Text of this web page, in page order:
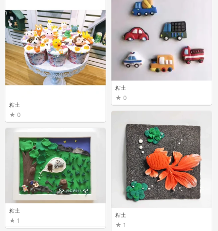
粘土
0
粘土
1
粘土
0
粘土
1